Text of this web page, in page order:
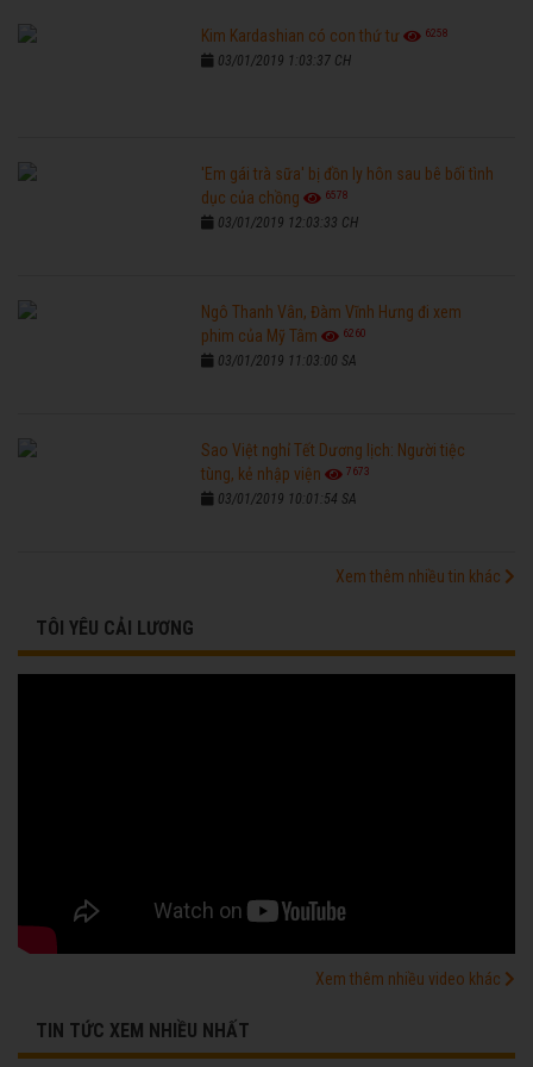
Kim Kardashian có con thứ tư 6258
03/01/2019 1:03:37 CH
'Em gái trà sữa' bị đồn ly hôn sau bê bối tình
dục của chồng
6578
03/01/2019 12:03:33 CH
Ngô Thanh Vân, Đàm Vĩnh Hưng đi xem
phim của Mỹ Tâm
6260
03/01/2019 11:03:00 SA
Sao Việt nghỉ Tết Dương lịch: Người tiệc
tùng, kẻ nhập viện
7673
03/01/2019 10:01:54 SA
Xem thêm nhiều tin khác
TÔI YÊU CẢI LƯƠNG
Xem thêm nhiều video khác
TIN TỨC XEM NHIỀU NHẤT